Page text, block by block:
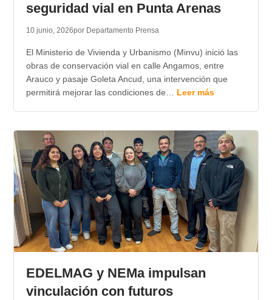
seguridad vial en Punta Arenas
10 junio, 2026por Departamento Prensa
El Ministerio de Vivienda y Urbanismo (Minvu) inició las
obras de conservación vial en calle Angamos, entre
Arauco y pasaje Goleta Ancud, una intervención que
permitirá mejorar las condiciones de… Leer más
EDELMAG y NEMa impulsan
vinculación con futuros